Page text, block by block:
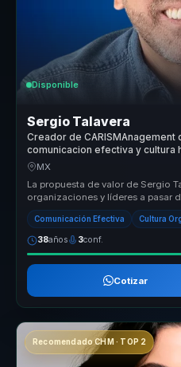
Disponible
Sergio Talavera
Creador de
comunicacion efectiva y cultura
cohesion para equipos.
MX
La propuesta de valor de Sergio
organizaciones y líderes a pasar
coherentes a en...
Comunicación Efectiva Cultura
38años 3conf.
Cotizar
Recomendado CHM · TOP 2